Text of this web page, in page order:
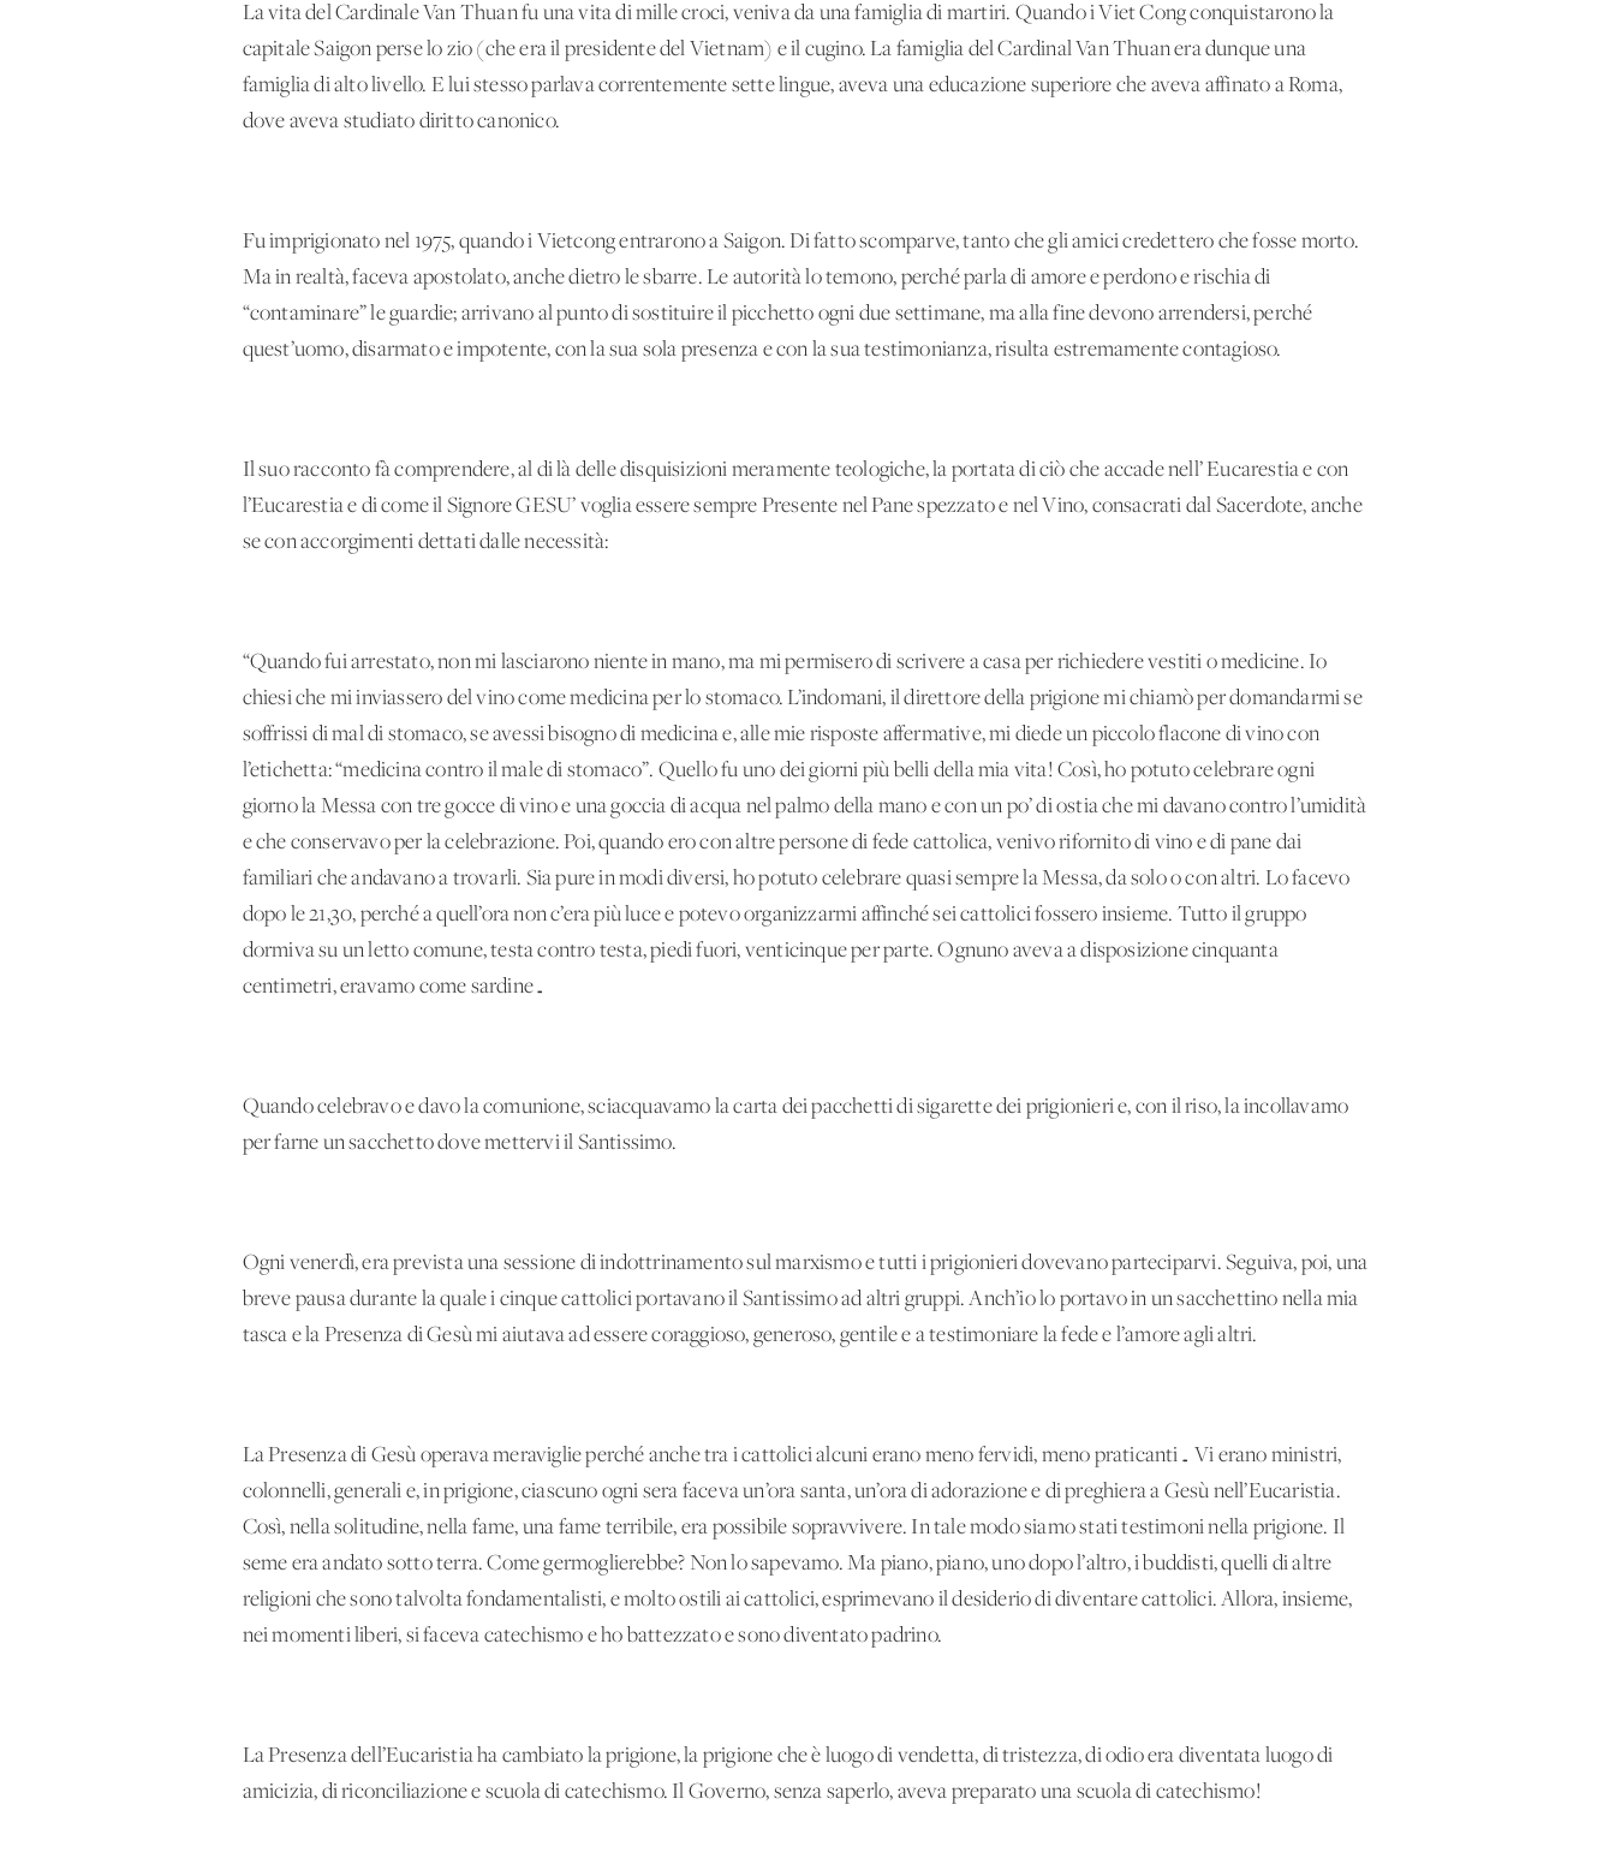
La vita del Cardinale Van Thuan fu una vita di mille croci, veniva da una famiglia di martiri. Quando i Viet Cong conquistarono la
capitale Saigon perse lo zio (che era il presidente del Vietnam) e il cugino. La famiglia del Cardinal Van Thuan era dunque una
famiglia di alto livello. E lui stesso parlava correntemente sette lingue, aveva una educazione superiore che aveva affinato a Roma,
dove aveva studiato diritto canonico.
Fu imprigionato nel 1975, quando i Vietcong entrarono a Saigon. Di fatto scomparve, tanto che gli amici credettero che fosse morto.
Ma in realtà, faceva apostolato, anche dietro le sbarre. Le autorità lo temono, perché parla di amore e perdono e rischia di
“contaminare” le guardie; arrivano al punto di sostituire il picchetto ogni due settimane, ma alla fine devono arrendersi, perché
quest’uomo, disarmato e impotente, con la sua sola presenza e con la sua testimonianza, risulta estremamente contagioso.
Il suo racconto fà comprendere, al di là delle disquisizioni meramente teologiche, la portata di ciò che accade nell’ Eucarestia e con
l’Eucarestia e di come il Signore GESU’ voglia essere sempre Presente nel Pane spezzato e nel Vino, consacrati dal Sacerdote, anche
se con accorgimenti dettati dalle necessità:
“Quando fui arrestato, non mi lasciarono niente in mano, ma mi permisero di scrivere a casa per richiedere vestiti o medicine. Io
chiesi che mi inviassero del vino come medicina per lo stomaco. L’indomani, il direttore della prigione mi chiamò per domandarmi se
soffrissi di mal di stomaco, se avessi bisogno di medicina e, alle mie risposte affermative, mi diede un piccolo flacone di vino con
l’etichetta: “medicina contro il male di stomaco”. Quello fu uno dei giorni più belli della mia vita! Così, ho potuto celebrare ogni
giorno la Messa con tre gocce di vino e una goccia di acqua nel palmo della mano e con un po’ di ostia che mi davano contro l’umidità
e che conservavo per la celebrazione. Poi, quando ero con altre persone di fede cattolica, venivo rifornito di vino e di pane dai
familiari che andavano a trovarli. Sia pure in modi diversi, ho potuto celebrare quasi sempre la Messa, da solo o con altri. Lo facevo
dopo le 21,30, perché a quell’ora non c’era più luce e potevo organizzarmi affinché sei cattolici fossero insieme. Tutto il gruppo
dormiva su un letto comune, testa contro testa, piedi fuori, venticinque per parte. Ognuno aveva a disposizione cinquanta
centimetri, eravamo come sardine…
Quando celebravo e davo la comunione, sciacquavamo la carta dei pacchetti di sigarette dei prigionieri e, con il riso, la incollavamo
per farne un sacchetto dove mettervi il Santissimo.
Ogni venerdì, era prevista una sessione di indottrinamento sul marxismo e tutti i prigionieri dovevano parteciparvi. Seguiva, poi, una
breve pausa durante la quale i cinque cattolici portavano il Santissimo ad altri gruppi. Anch’io lo portavo in un sacchettino nella mia
tasca e la Presenza di Gesù mi aiutava ad essere coraggioso, generoso, gentile e a testimoniare la fede e l’amore agli altri.
La Presenza di Gesù operava meraviglie perché anche tra i cattolici alcuni erano meno fervidi, meno praticanti… Vi erano ministri,
colonnelli, generali e, in prigione, ciascuno ogni sera faceva un’ora santa, un’ora di adorazione e di preghiera a Gesù nell’Eucaristia.
Così, nella solitudine, nella fame, una fame terribile, era possibile sopravvivere. In tale modo siamo stati testimoni nella prigione. Il
seme era andato sotto terra. Come germoglierebbe? Non lo sapevamo. Ma piano, piano, uno dopo l’altro, i buddisti, quelli di altre
religioni che sono talvolta fondamentalisti, e molto ostili ai cattolici, esprimevano il desiderio di diventare cattolici. Allora, insieme,
nei momenti liberi, si faceva catechismo e ho battezzato e sono diventato padrino.
La Presenza dell’Eucaristia ha cambiato la prigione, la prigione che è luogo di vendetta, di tristezza, di odio era diventata luogo di
amicizia, di riconciliazione e scuola di catechismo. Il Governo, senza saperlo, aveva preparato una scuola di catechismo!